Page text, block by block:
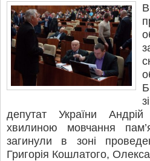
депутат України
хвилиною мовчання
загинули в зоні
Григорія Кошлатого,